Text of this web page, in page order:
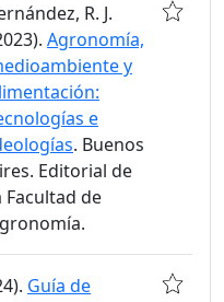
R. J.
Agronomía,
y
e
. Buenos
Editorial de
Facultad de
Guía de